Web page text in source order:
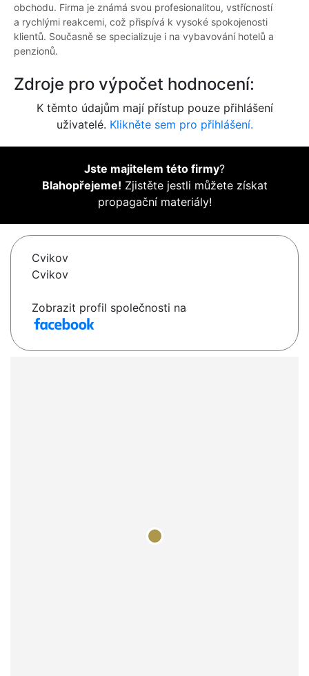
obchodu. Firma je známá svou profesionalitou, vstřícností
a rychlými reakcemi, což přispívá k vysoké spokojenosti
klientů. Současně se specializuje i na vybavování hotelů a
penzionů.
Zdroje pro výpočet hodnocení:
K těmto údajům mají přístup pouze přihlášení
uživatelé. Klikněte sem pro přihlášení.
Jste majitelem této firmy?
Blahopřejeme! Zjistěte jestli můžete získat
propagační materiály!
Cvikov
Cvikov
Zobrazit profil společnosti na